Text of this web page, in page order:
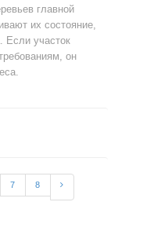
главной
их состояние,
Если участок
он
7 8